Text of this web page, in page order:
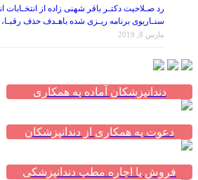
رد صـلاحیت دکتـر باقر شهنی زاده از انتخـابات
سنـاریوی برنامه ریـزی شده باهـدف حذف
مارس 8, 2019
دندانپزشکان آماده به همکاری
دعوت به همکاری از دندانپزشکان
فروش یا اجاره مطب دندانپزشکی